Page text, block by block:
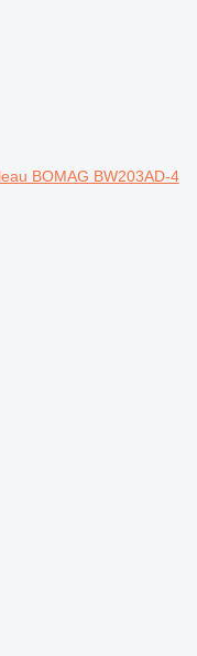
BOMAG BW203AD-4